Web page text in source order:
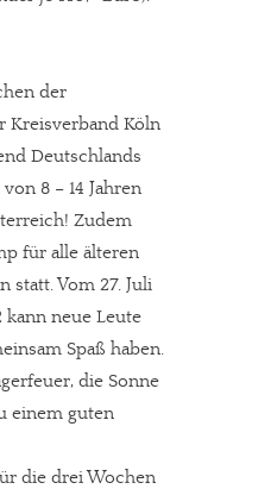
der
Kreisverband Köln
Deutschlands 
von 8 – 14 Jahren
Zudem
für alle älteren
statt. Vom 27. Juli
kann neue Leute
Spaß haben.
die Sonne
einem guten
die drei Wochen